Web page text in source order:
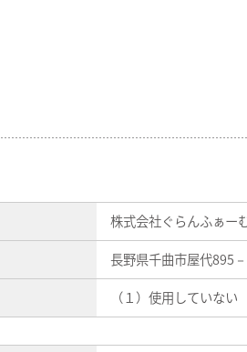
株式会社ぐらんふぁー
長野県千曲市屋代895
（１）使用していない